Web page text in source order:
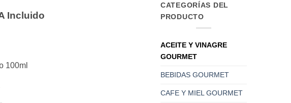
Incluido
100ml
CATEGORÍAS DEL
PRODUCTO
ACEITE Y VINAGRE
GOURMET
BEBIDAS GOURMET
CAFE Y MIEL GOURMET